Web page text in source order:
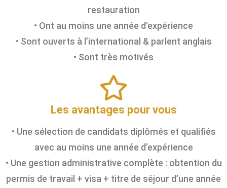
restauration
• Ont au moins une année d’expérience
• Sont ouverts à l’international & parlent anglais
• Sont très motivés
Les avantages pour vous
• Une sélection de candidats diplômés et qualifiés
avec au moins une année d’expérience
• Une gestion administrative complète : obtention du
permis de travail + visa + titre de séjour d’une année